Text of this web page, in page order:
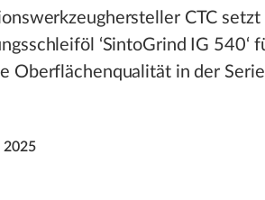
CTC setzt
‘SintoGrind IG 540‘
Oberflächenqualität in der
2025